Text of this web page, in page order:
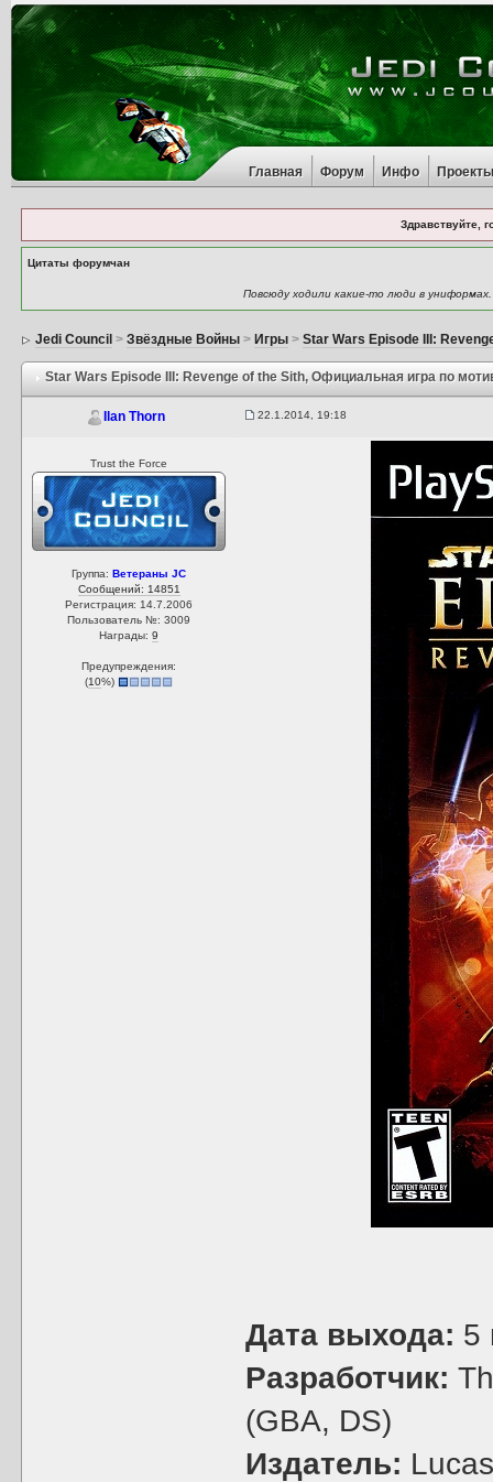
Главная Форум Инфо
Здравствуйте,
Цитаты форумчан
Повсюду ходили какие-то люди в
Jedi Council >Звёздные Войны > Игры >Star Wars Episode III:
Star Wars Episode III: Revenge of the Sith, Официальная игра по
Ilan Thorn 22.1.2014, 19:18
Trust the Force
Группа:Ветераны JC
Сообщений: 14851
Регистрация: 14.7.2006
Пользователь №: 3009
Награды:9
Предупреждения:
(10%)
Дата выхода: 5
Разработчик:
(GBA, DS)
Издатель: